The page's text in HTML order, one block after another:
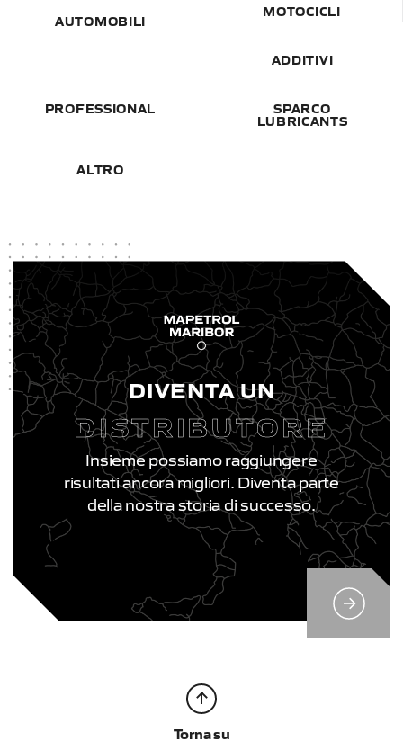
AUTOMOBILI
MOTOCICLI
ADDITIVI
PROFESSIONAL SPARCO
LUBRICANTS
ALTRO
DIVENTA UN
DISTRIBUTORE
Insieme possiamo raggiungere
risultati ancora migliori. Diventa parte
della nostra storia di successo.
Torna su